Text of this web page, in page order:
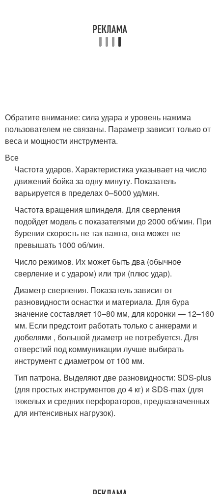
Обратите внимание: сила удара и уровень нажима
пользователем не связаны. Параметр зависит только от
веса и мощности инструмента.
Все
Частота ударов. Характеристика указывает на число
движений бойка за одну минуту. Показатель
варьируется в пределах 0–5000 уд/мин.
Частота вращения шпинделя. Для сверления
подойдет модель с показателями до 2000 об/мин. При
бурении скорость не так важна, она может не
превышать 1000 об/мин.
Число режимов. Их может быть два (обычное
сверление и с ударом) или три (плюс удар).
Диаметр сверления. Показатель зависит от
разновидности оснастки и материала. Для бура
значение составляет 10–80 мм, для коронки — 12–160
мм. Если предстоит работать только с анкерами и
дюбелями , большой диаметр не потребуется. Для
отверстий под коммуникации лучше выбирать
инструмент с диаметром от 100 мм.
Тип патрона. Выделяют две разновидности: SDS-plus
(для простых инструментов до 4 кг) и SDS-max (для
тяжелых и средних перфораторов, предназначенных
для интенсивных нагрузок).